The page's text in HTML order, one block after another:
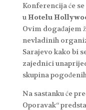
Konferencija će
u Hotelu
Ovim događajem
nevladinih
Sarajevo kako bi
zajednici
skupina
Na sastanku će
Oporavak“